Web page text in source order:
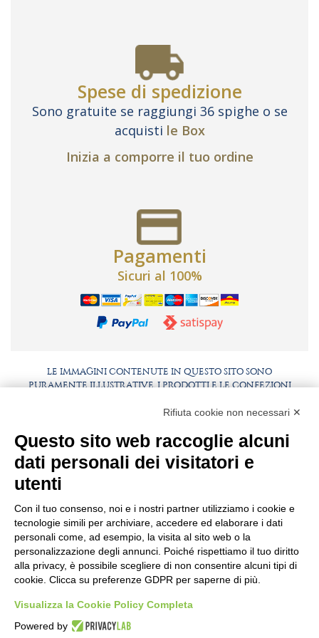
Spese di spedizione
Sono gratuite se raggiungi 36 spighe o se
acquisti le Box
Inizia a comporre il tuo ordine
Pagamenti
Sicuri al 100%
LE IMMAGINI CONTENUTE IN QUESTO SITO SONO
PURAMENTE ILLUSTRATIVE, I PRODOTTI E LE CONFEZIONI
BEST PARTNER AREA
COMPLIANCE
TERMINI E CONDIZIONI
SEDE E STABILIMENTO
VIA SOMMARIVA N.139/141
Rifiuta cookie non necessari ✕
Questo sito web raccoglie alcuni
dati personali dei visitatori e
utenti
Con il tuo consenso, noi e i nostri partner utilizziamo i cookie e
tecnologie simili per archiviare, accedere ed elaborare i dati
personali come, ad esempio, la visita al sito web o la
personalizzazione degli annunci. Poiché rispettiamo il tuo diritto
alla privacy, è possibile scegliere di non consentire alcuni tipi di
cookie. Clicca su preferenze GDPR per saperne di più.
Visualizza la Cookie Policy Completa
Powered by